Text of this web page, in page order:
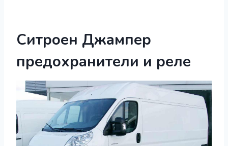
Ситроен Джампер
предохранители и реле